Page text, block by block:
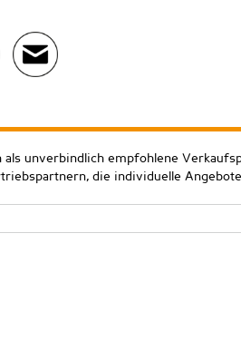
als unverbindlich empfohlene
die individuelle